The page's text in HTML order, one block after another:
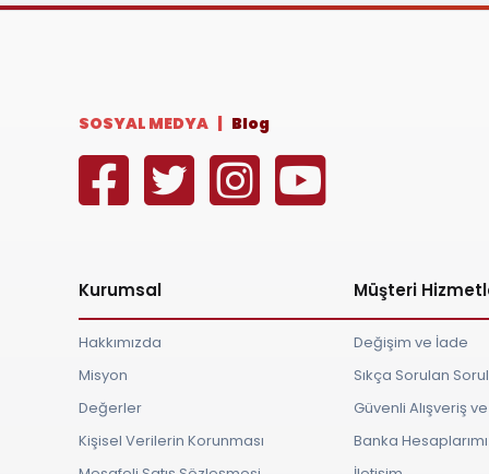
SOSYAL MEDYA | Blog
Kurumsal
Hakkımızda
Misyon
Değerler
Kişisel Verilerin Korunması
Müşteri
Değişim ve İade
Sıkça Sorulan
Güvenli Alışveriş
Banka